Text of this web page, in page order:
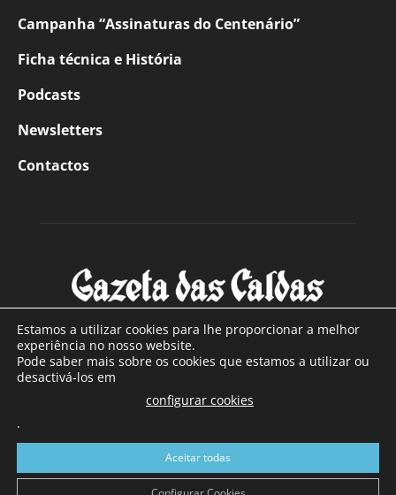
Campanha “Assinaturas do Centenário”
Ficha técnica e História
Podcasts
Newsletters
Contactos
SOBRE NÓS
Com sede nas Caldas da Rainha e mais de 90 anos de
a sul de distrito de Leiria, com mais de 40.000 leitores por
toda a região Oeste. Jornal com distribuição em Portugal
Continental e assinatura online.
Estamos a utilizar cookies para lhe proporcionar a melhor
experiência no nosso website.
Pode saber mais sobre os cookies que estamos a utilizar ou
desactivá-los em
configurar cookies
.
Aceitar todas